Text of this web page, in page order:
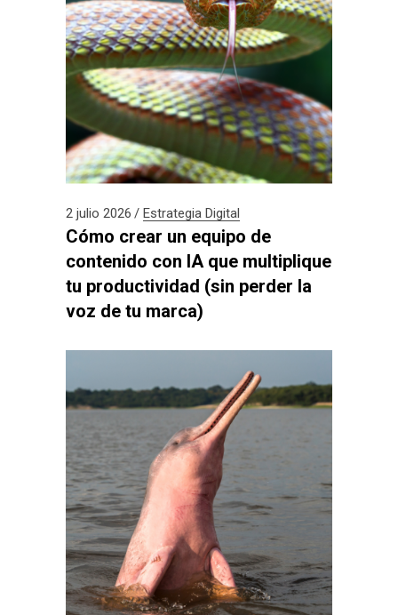
2 julio 2026 Estrategia Digital
Cómo crear un equipo de
contenido con IA que multiplique
tu productividad (sin perder la
voz de tu marca)